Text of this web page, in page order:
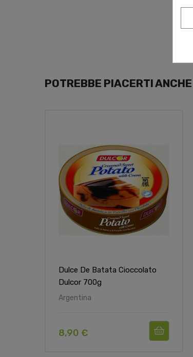
POTREBBE PIACERTI ANCHE
Dulce De Batata Cioccolato
Dulcor 700g
Argentina
8,90 €